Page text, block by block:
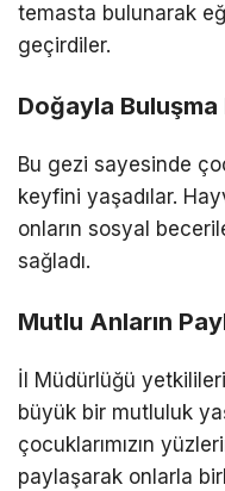
temasta bulunarak
geçirdiler.
Doğayla Buluşma
Bu gezi sayesinde
keyfini yaşadılar.
onların sosyal
sağladı.
Mutlu Anların
İl Müdürlüğü
büyük bir mutluluk
çocuklarımızın
paylaşarak onlarla